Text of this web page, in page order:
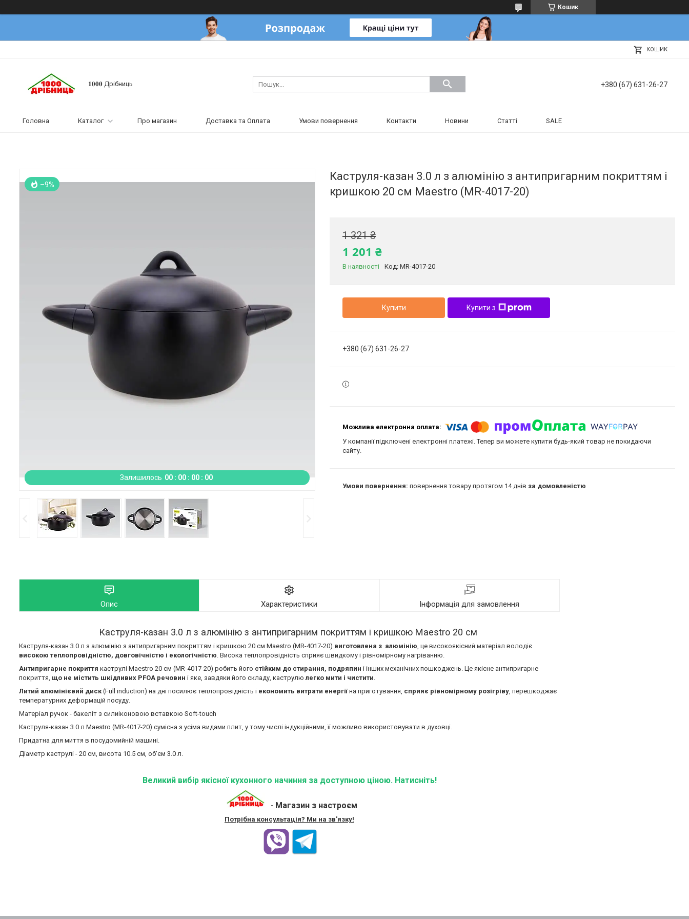
Кошик
КОШИК
𝟏𝟎𝟎𝟎 Дрібниць +380 (67) 631-26-27
Головна Каталог Про магазин Доставка та Оплата Умови повернення Контакти Новини Статті SALE
Залишилось 00 00 00 00
–9%
Каструля-казан 3.0 л з алюмінію з антипригарним покриттям і
кришкою 20 см Maestro (MR-4017-20)
1 321 ₴
1 201 ₴
В наявності Код: MR-4017-20
Купити Купити з
+380 (67) 631-26-27
У компанії підключені електронні платежі. Тепер ви можете купити будь-який товар не покидаючи
сайту.
повернення товару протягом 14 днів за домовленістю
Опис Характеристики Інформація для замовлення
Каструля-казан 3.0 л з алюмінію з антипригарним покриттям і кришкою Maestro 20 см
Каструля-казан 3.0 л з алюмінію з антипригарним покриттям і кришкою 20 см Maestro (MR-4017-20) виготовлена з алюмінію, це високоякісний матеріал володіє
високою теплопровідністю, довговічністю і екологічністю. Висока теплопровідність сприяє швидкому і рівномірному нагріванню.
Антипригарне покриття каструлі Maestro 20 см (MR-4017-20) робить його стійким до стирання, подряпин і інших механічних пошкоджень. Це якісне антипригарне
покриття, що не містить шкідливих PFOA речовин і яке, завдяки його складу, каструлюлегко мити і чистити.
Литий алюмінієвий диск(Full induction) на дні посилює теплопровідність і економить витрати енергіїна приготування, сприяє рівномірному розігріву, перешкоджає
температурних деформацій посуду.
Матеріал ручок - бакеліт з силиіконовою вставкою Soft-touch
Каструля-казан 3.0 л Maestro (MR-4017-20) сумісна з усіма видами плит, у тому числі індукційними, її можливо використовувати в духовці.
Придатна для миття в посудомийній машині.
Діаметр каструлі - 20 см, висота 10.5 см, об'єм 3.0 л.
Великий вибір якісної кухонного начиння за доступною ціною. Натисніть!
- Магазин з настроєм
Потрібна консультація? Ми на зв'язку!